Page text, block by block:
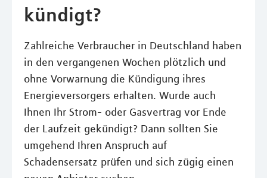
kündigt?
Zahlreiche Verbraucher in Deutschland haben
in den vergangenen Wochen plötzlich und
ohne Vorwarnung die Kündigung ihres
Energieversorgers erhalten. Wurde auch
Ihnen Ihr Strom- oder Gasvertrag vor Ende
der Laufzeit gekündigt? Dann sollten Sie
umgehend Ihren Anspruch auf
Schadensersatz prüfen und sich zügig einen